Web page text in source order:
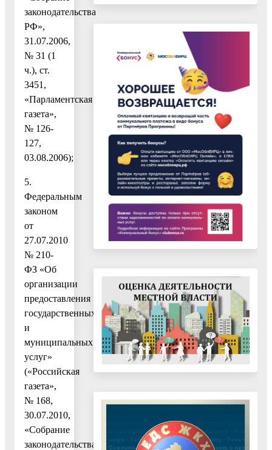
законодательства
РФ»,
31.07.2006,
№ 31 (1
ч.), ст.
3451,
«Парламентская
газета»,
№ 126-
127,
03.08.2006);
5.
Федеральным
законом
от
27.07.2010
№ 210-
ФЗ «Об
организации
предоставления
государственных
и
муниципальных
услуг»
(«Российская
газета»,
№ 168,
30.07.2010,
«Собрание
законодательства